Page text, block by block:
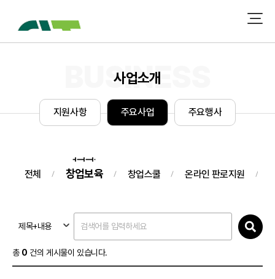
사업소개
지원사항 주요사업 주요행사
전체 창업보육 창업스쿨 온라인 판로지원
총 0 건의 게시물이 있습니다.
제목+내용